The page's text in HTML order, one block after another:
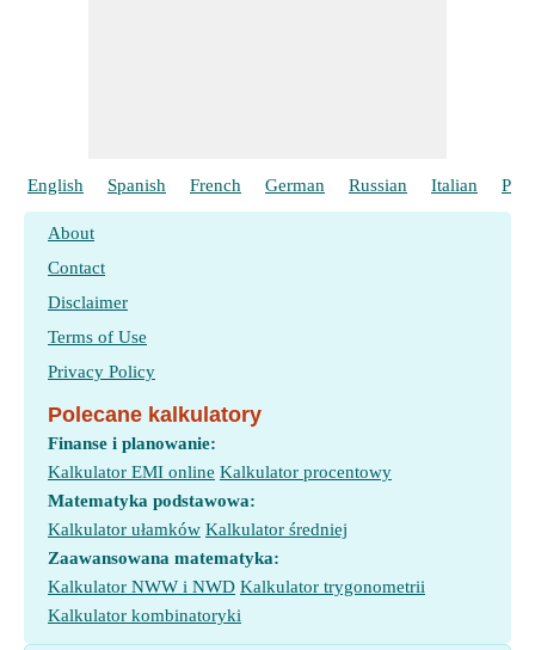
English Spanish French German Russian Italian
About
Contact
Disclaimer
Terms of Use
Privacy Policy
Polecane kalkulatory
Finanse i planowanie:
Kalkulator EMI online Kalkulator procentowy
Matematyka podstawowa:
Kalkulator ułamków Kalkulator średniej
Zaawansowana matematyka:
Kalkulator NWW i NWD Kalkulator trygonometrii
Kalkulator kombinatoryki